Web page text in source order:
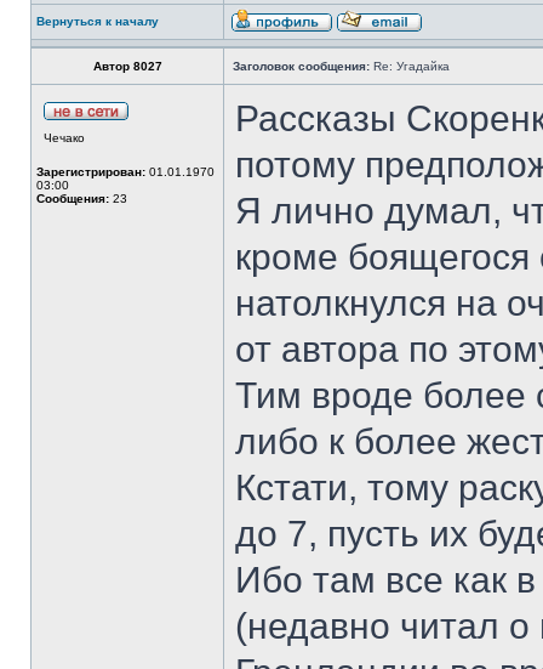
Вернуться к началу
Автор 8027 Заголовок сообщения: Re: Угадайка
Чечако
Зарегистрирован: 01.01.1970
03:00
Сообщения: 23
Рассказы
потому
Я лично думал,
кроме боящегося
натолкнулся на
от автора по
Тим вроде более
либо к более
Кстати, тому
до 7, пусть их
Ибо там все как
(недавно читал о